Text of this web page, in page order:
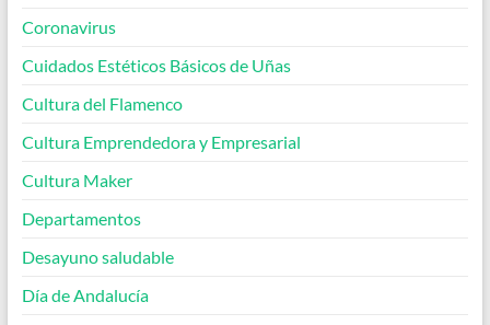
Coronavirus
Cuidados Estéticos Básicos de Uñas
Cultura del Flamenco
Cultura Emprendedora y Empresarial
Cultura Maker
Departamentos
Desayuno saludable
Día de Andalucía